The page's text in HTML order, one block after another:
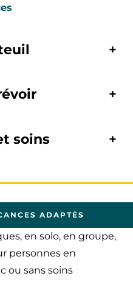
+
+
soins +
ADAPTÉS
en solo, en groupe,
personnes en
ou sans soins